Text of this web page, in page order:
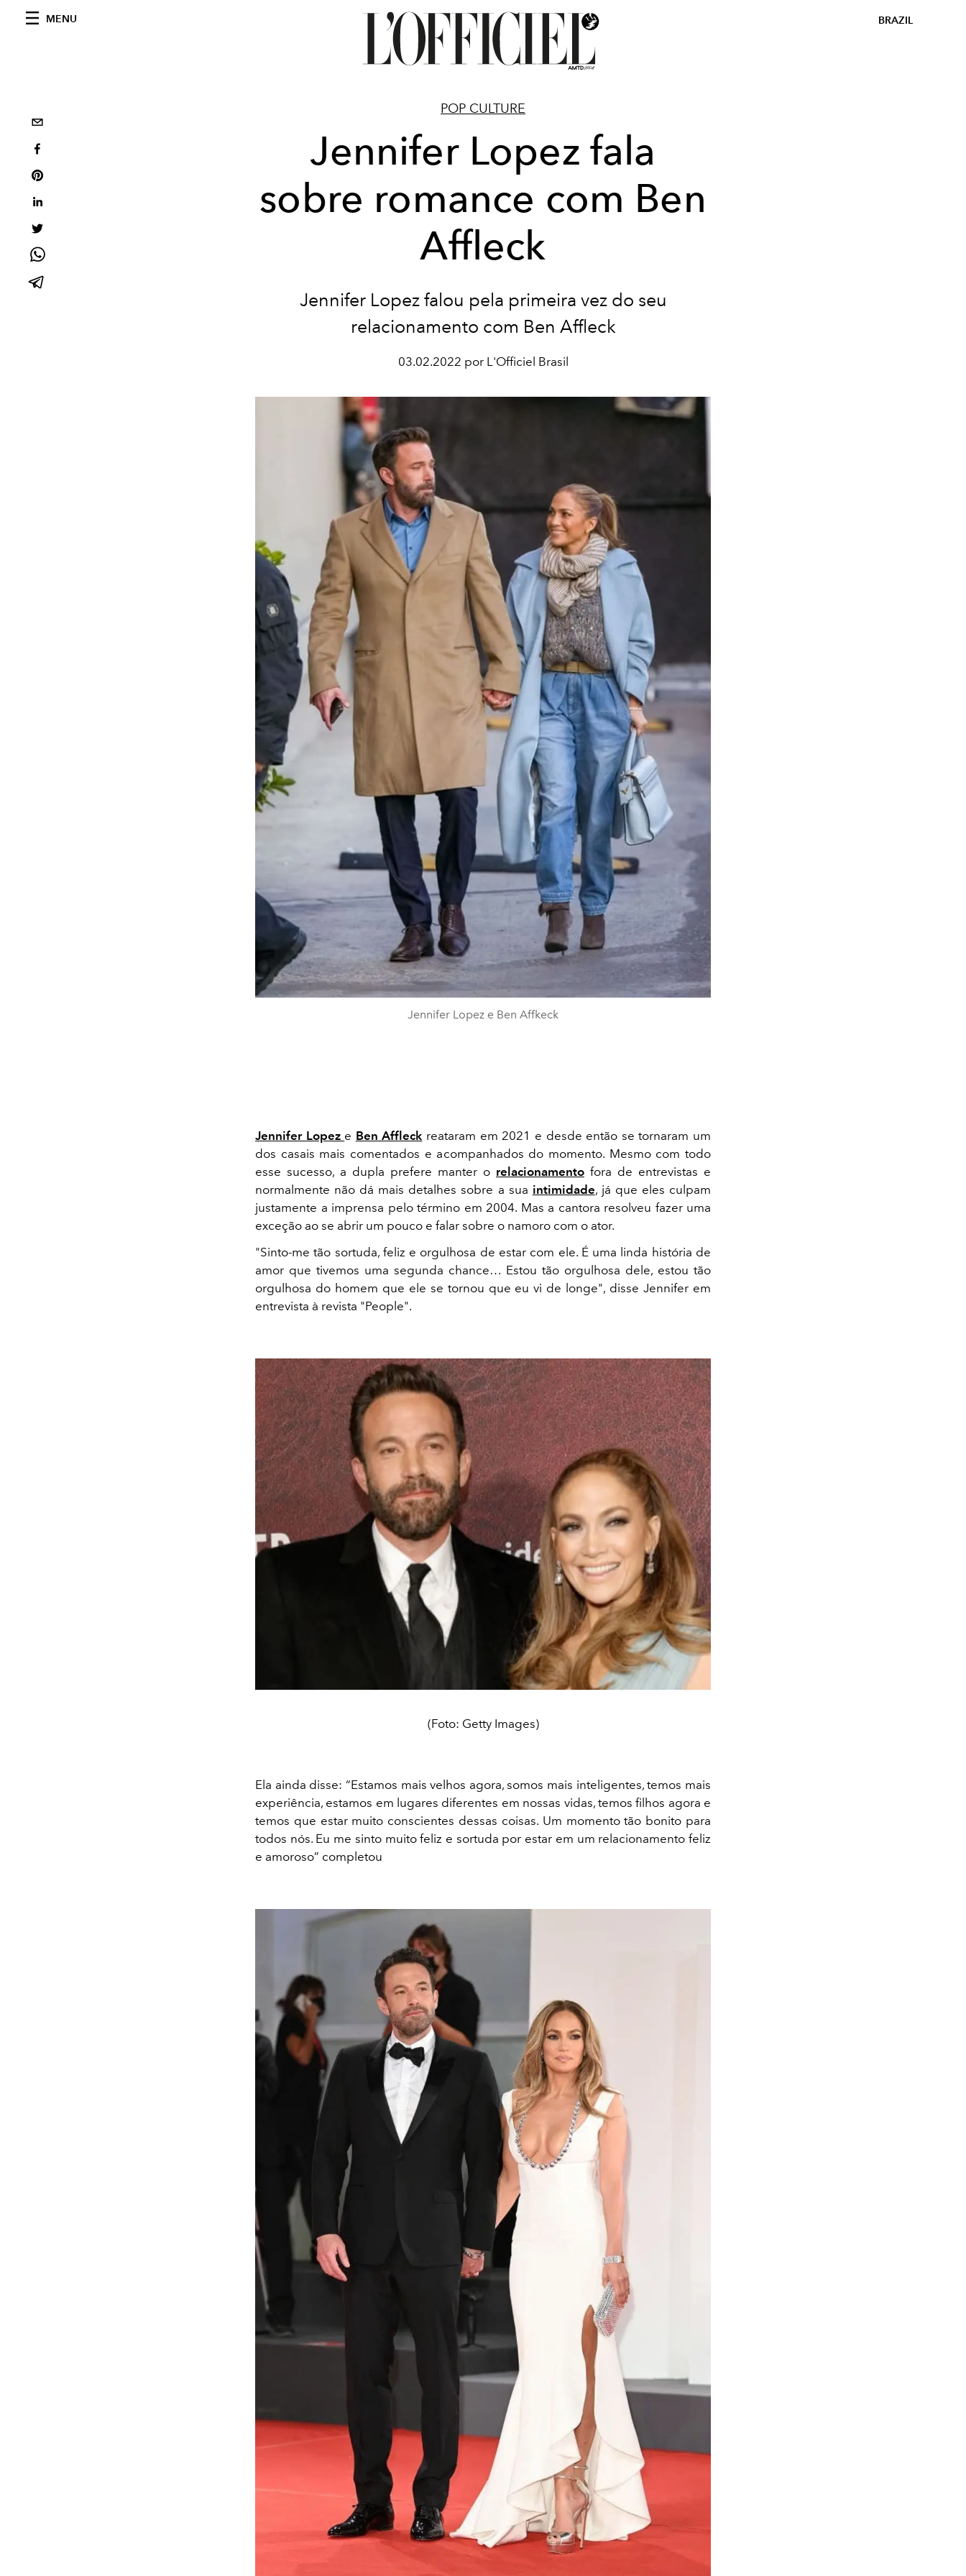
MENU BRAZIL
POP CULTURE
Jennifer Lopez fala
sobre romance com Ben
Affleck
Jennifer Lopez falou pela primeira vez do seu
relacionamento com Ben Affleck
03.02.2022 por L'Officiel Brasil
Jennifer Lopez e Ben Affkeck
Jennifer Lopez e Ben Affleck reataram em 2021 e desde então se tornaram um
dos casais mais comentados e acompanhados do momento. Mesmo com todo
esse sucesso, a dupla prefere manter o relacionamento fora de entrevistas e
normalmente não dá mais detalhes sobre a sua intimidade, já que eles culpam
justamente a imprensa pelo término em 2004. Mas a cantora resolveu fazer uma
exceção ao se abrir um pouco e falar sobre o namoro com o ator.
"Sinto-me tão sortuda, feliz e orgulhosa de estar com ele. É uma linda história de
amor que tivemos uma segunda chance… Estou tão orgulhosa dele, estou tão
orgulhosa do homem que ele se tornou que eu vi de longe", disse Jennifer em
entrevista à revista "People".
(Foto: Getty Images)
Ela ainda disse: “Estamos mais velhos agora, somos mais inteligentes, temos mais
experiência, estamos em lugares diferentes em nossas vidas, temos filhos agora e
temos que estar muito conscientes dessas coisas. Um momento tão bonito para
todos nós. Eu me sinto muito feliz e sortuda por estar em um relacionamento feliz
e amoroso” completou